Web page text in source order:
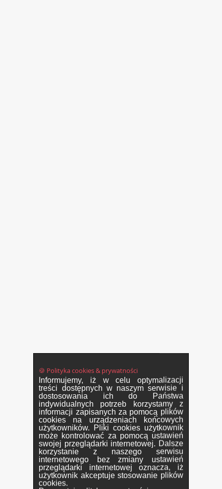
🍪 Polityka cookies & prywatności
Informujemy, iż w celu optymalizacji
treści dostępnych w naszym serwisie i
dostosowania ich do Państwa
indywidualnych potrzeb korzystamy z
informacji zapisanych za pomocą plików
cookies na urządzeniach końcowych
użytkowników. Pliki cookies użytkownik
może kontrolować za pomocą ustawień
swojej przeglądarki internetowej. Dalsze
korzystanie z naszego serwisu
internetowego bez zmiany ustawień
przeglądarki internetowej oznacza, iż
użytkownik akceptuje stosowanie plików
cookies.